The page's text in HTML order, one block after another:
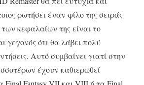
ρωτήσει έναν φίλο της σειράς
των κεφαλαίων της είναι το
γεγονός ότι θα λάβει πολύ
Αυτό συμβαίνει γιατί στην
έχουν καθιερωθεί